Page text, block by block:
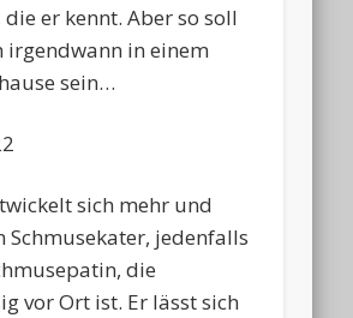
die er kennt. Aber so soll
irgendwann in einem
sein…
sich mehr und
Schmusekater, jedenfalls
die
vor Ort ist. Er lässt sich